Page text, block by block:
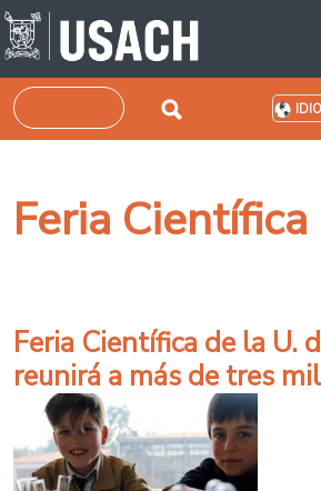
Pasar al contenido principal
Buscar
Feria Científica
Feria Científica de la U.
reunirá a más de tres